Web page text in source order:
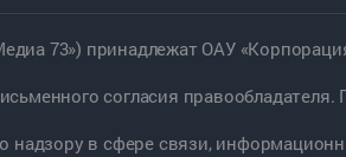
73») принадлежат ОАУ
согласия
в сфере связи,